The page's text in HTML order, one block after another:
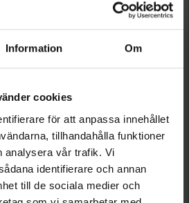
Information Om
cookies
för att anpassa innehållet
tillhandahålla funktioner
analysera vår trafik. Vi
identifierare och annan
till de sociala medier och
Härkila
8341